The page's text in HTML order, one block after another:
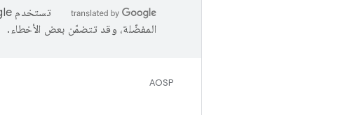
المفضّلة، وقد تتضمّن بعض الأخطاء.
AOSP